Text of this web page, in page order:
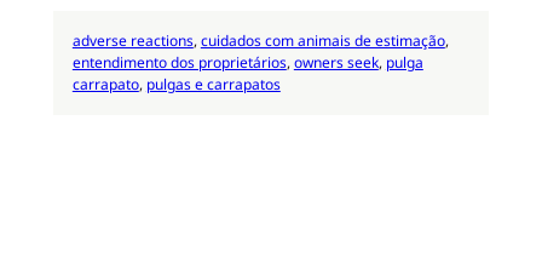
adverse reactions, cuidados com animais de estimação
entendimento dos proprietários, owners seek, pulga
carrapato, pulgas e carrapatos